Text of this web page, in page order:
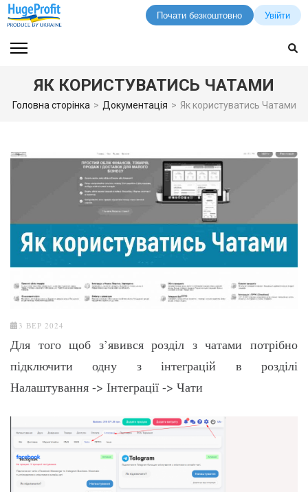
Почати безкоштовно Увійти
до
(натисніть
Enter)
ЯК КОРИСТУВАТИСЬ ЧАТАМИ
Головна сторінка > Документація > Як користуватись Чатами
3 ВЕР 2024
Для того щоб з’явився розділ з чатами потрібно
підключити одну з інтеграцій в розділі
Налаштування -> Інтеграції -> Чати